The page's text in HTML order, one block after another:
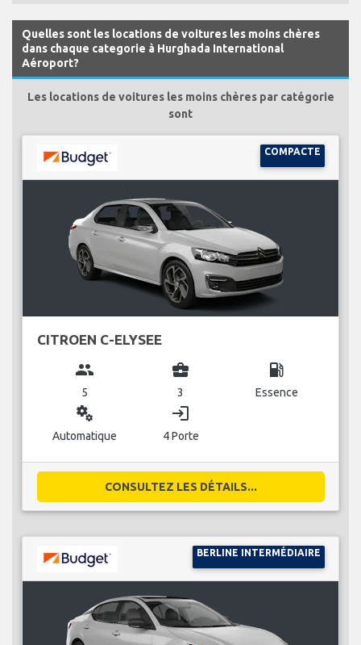
Quelles sont les locations de voitures les moins chères
dans chaque categorie à Hurghada International
Aéroport?
Les locations de voitures les moins chères par catégorie
sont
COMPACTE
CITROEN C-ELYSEE
group
5
business_center
3
local_gas_station
Essence
miscellaneous_services
Automatique
login
4 Porte
CONSULTEZ LES DÉTAILS...
BERLINE INTERMÉDIAIRE